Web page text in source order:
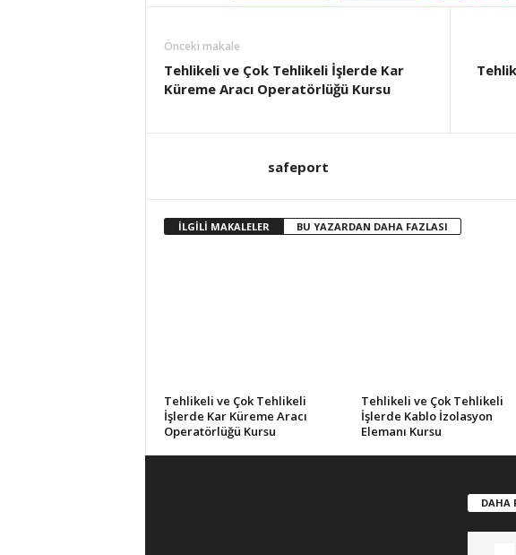
Önceki makale
Tehlikeli ve Çok Tehlikeli İşlerde Kar
Küreme Aracı Operatörlüğü Kursu
safeport
İLGİLİ MAKALELER BU YAZARDAN DAHA FAZLASI
Tehlikeli ve Çok Tehlikeli
İşlerde Kar Küreme Aracı
Operatörlüğü Kursu
Tehlikeli ve Çok Tehlikeli
İşlerde Kablo İzolasyon
Elemanı Kursu
DAHA